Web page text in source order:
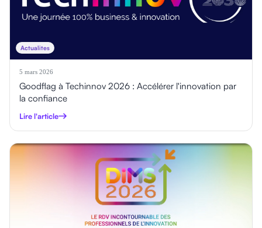
Actualites
5 mars 2026
Goodflag à Techinnov 2026 : Accélérer l'innovation par
la confiance
Lire l'article